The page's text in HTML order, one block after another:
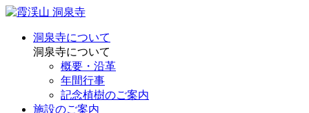
洞泉寺について
洞泉寺について
概要・沿革
年間行事
記念植樹のご案内
施設のご案内